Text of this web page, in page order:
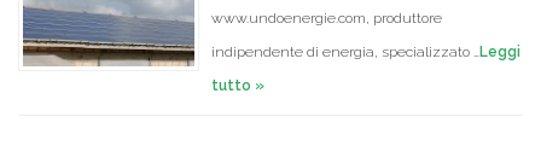
www.undoenergie.com, produttore
indipendente di energia, specializzato … Leggi
tutto »